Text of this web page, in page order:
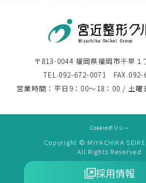
〒813-0044 福岡県福岡市千早１
TEL.092-672-0071 FAX.092-
営業時間：平日9：00〜18：00 / 土曜
Cookieポリシー
Copyright © MIYACHIKA
All Rights Reserved
採用情報